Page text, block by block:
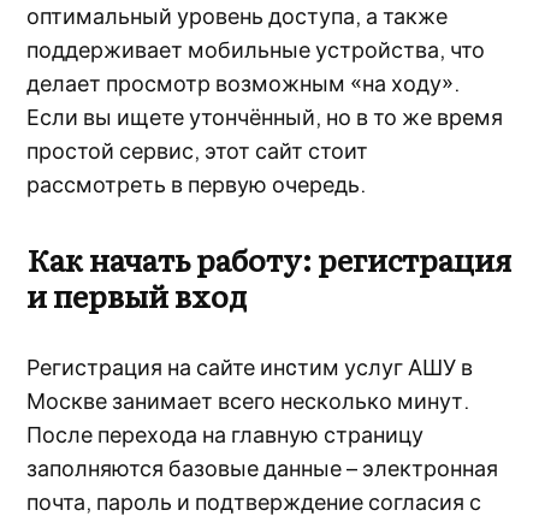
оптимальный уровень доступа, а также
поддерживает мобильные устройства, что
делает просмотр возможным «на ходу».
Если вы ищете утончённый, но в то же время
простой сервис, этот сайт стоит
рассмотреть в первую очередь.
Как начать работу: регистрация
и первый вход
Регистрация на сайте инcтим услуг АШУ в
Москве занимает всего несколько минут.
После перехода на главную страницу
заполняются базовые данные – электронная
почта, пароль и подтверждение согласия с